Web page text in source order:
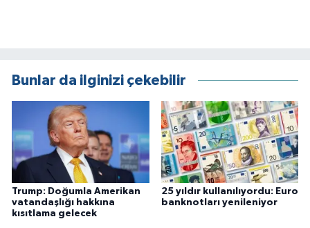
Bunlar da ilginizi çekebilir
Trump: Doğumla Amerikan
vatandaşlığı hakkına
kısıtlama gelecek
25 yıldır kullanılıyordu: Euro
banknotları yenileniyor